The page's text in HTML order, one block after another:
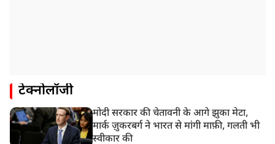
टेक्नोलॉजी
मोदी सरकार की चेतावनी के आगे झुका मेटा,
मार्क ज़ुकरबर्ग ने भारत से मांगी माफ़ी, गलती भी
स्वीकार की